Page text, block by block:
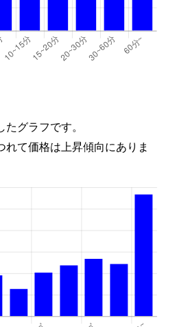
グラフです。
て価格は上昇傾向にありま